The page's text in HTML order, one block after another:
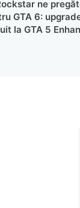
ne
GTA 6:
la GTA 5